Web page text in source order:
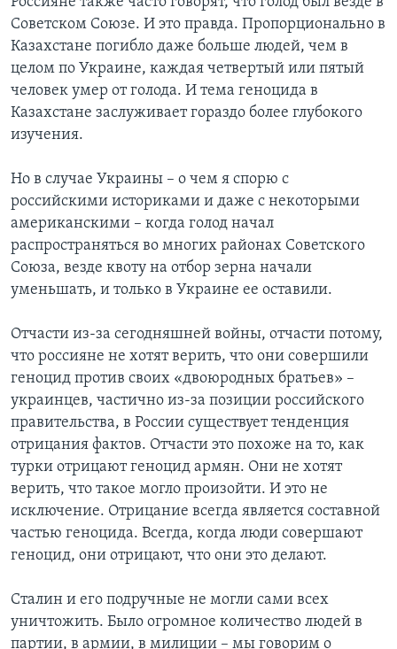
Советском Союзе. И это правда. Пропорционально в
Казахстане погибло даже больше людей, чем в
целом по Украине, каждая четвертый или пятый
человек умер от голода. И тема геноцида в
Казахстане заслуживает гораздо более глубокого
изучения.
Но в случае Украины – о чем я спорю с
российскими историками и даже с некоторыми
американскими – когда голод начал
распространяться во многих районах Советского
Союза, везде квоту на отбор зерна начали
уменьшать, и только в Украине ее оставили.
Отчасти из-за сегодняшней войны, отчасти потому,
что россияне не хотят верить, что они совершили
геноцид против своих «двоюродных братьев» –
украинцев, частично из-за позиции российского
правительства, в России существует тенденция
отрицания фактов. Отчасти это похоже на то, как
турки отрицают геноцид армян. Они не хотят
верить, что такое могло произойти. И это не
исключение. Отрицание всегда является составной
частью геноцида. Всегда, когда люди совершают
геноцид, они отрицают, что они это делают.
Сталин и его подручные не могли сами всех
уничтожить. Было огромное количество людей в
партии, в армии, в милиции – мы говорим о